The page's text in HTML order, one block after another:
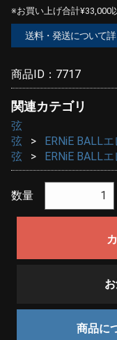
※お買い上げ合計¥33,000
送料・発送について
商品ID： 7717
関連カテゴリ
弦
弦
ERNiE BALL
弦
ERNiE BALL
数量
商品に